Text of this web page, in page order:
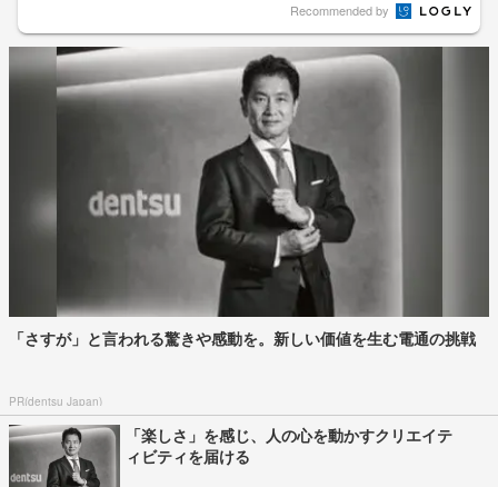
Recommended by
「さすが」と言われる驚きや感動を。新しい価値を生む電通の挑戦
PR(dentsu Japan)
「楽しさ」を感じ、人の心を動かすクリエイテ
ィビティを届ける